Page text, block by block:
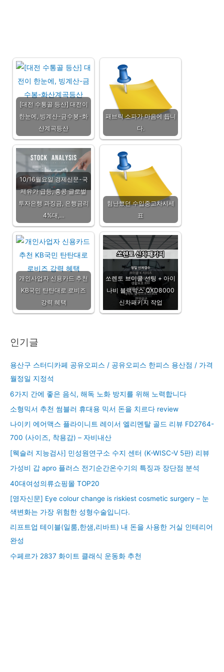
[대전 수통골 등산] 대전이
한눈에, 빙계산-금수봉-화
산계곡등산
패브릭 소파가 마음에 듭니
다.
10/16월요일 경제신문-국
제유가 급등, 홍콩 글로벌
투자은행 과징금, 은행금리
4%대,…
험난했던 수입중고차시세
표
개인사업자 신용카드 추천
KB국민 탄탄대로 로비즈
강력 혜택
쏘렌토 브이쿨 선팅 + 아이
나비 블랙박스 QXD8000
신차패키지 작업
인기글
용산구 스터디카페 공유오피스 / 공유오피스 한피스 용산점 / 가격
월정일 지정석
6가지 간에 좋은 음식, 해독 노화 방지를 위해 노력합니다
소형믹서 추천 썸블러 휴대용 믹서 돈을 치르다 review
나이키 에어맥스 플라이니트 레이서 엘리멘탈 골드 리뷰 FD2764-
700 (사이즈, 착용감) – 자비내산
[웩슬러 지능검사] 민성원연구소 수지 센터 (K-WISC-V 5판) 리뷰
가성비 갑 apro 플러스 전기순간온수기의 특징과 장단점 분석
40대여성의류쇼핑몰 TOP20
[영자신문] Eye colour change is riskiest cosmetic surgery – 눈
색변화는 가장 위험한 성형수술입니다.
리프트업 테이블(일룸,한샘,리바트) 내 돈을 사용한 거실 인테리어
완성
수페르가 2837 화이트 클래식 운동화 추천